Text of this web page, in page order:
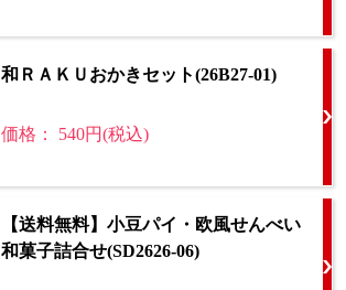
和ＲＡＫＵおかきセット(26B27-01)
価格： 540円(税込)
【送料無料】小豆パイ・欧風せんべい
和菓子詰合せ(SD2626-06)